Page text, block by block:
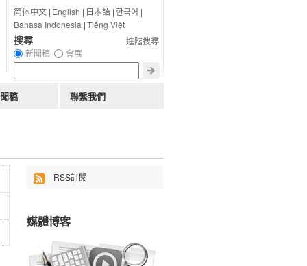
RSS訂閱
媒體博客
简体中文| English | 日本語|한국어 |
Bahasa Indonesia |Tiếng Việt
進階搜尋
搜尋
新聞稿 會展
稿 聯繫我們